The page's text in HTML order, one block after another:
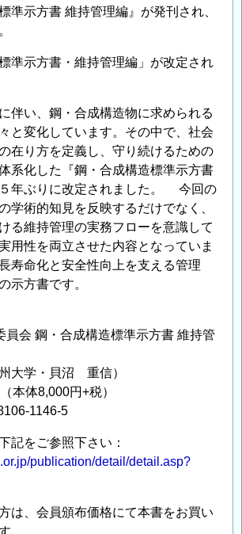
準示方書 維持管理編』が発刊され、
準示方書・維持管理編」が改定され
伴い、鋼・合成構造物に求められる
と変化しています。その中で、社会
在り方を定義し、守り続けるための
系化した『鋼・合成構造標準示方書
年ぶりに改定されました。 今回の
学術的知見を反映するだけでなく、
る維持管理の実務フローを意識して
用性を両立させた内容となっていま
寿命化と安全性向上を支える管理
示方書です。
員会 鋼・合成構造標準示方書 維持管
大学・貝沼 重信）
本体8,000円+税）
1146-5
記をご参照下さい：
publication/detail/detail.asp?
は、会員頒布価格にて本書をお買い
。